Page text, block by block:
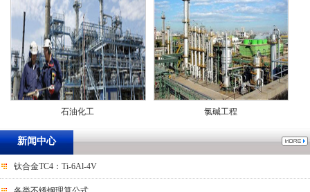
石油化工 氯碱工程
新闻中心
钛合金TC4：Ti-6Al-4V